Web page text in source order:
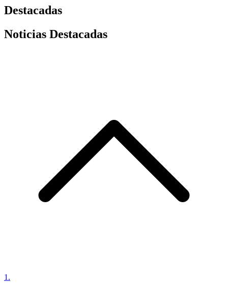
Destacadas
Noticias Destacadas
1 .